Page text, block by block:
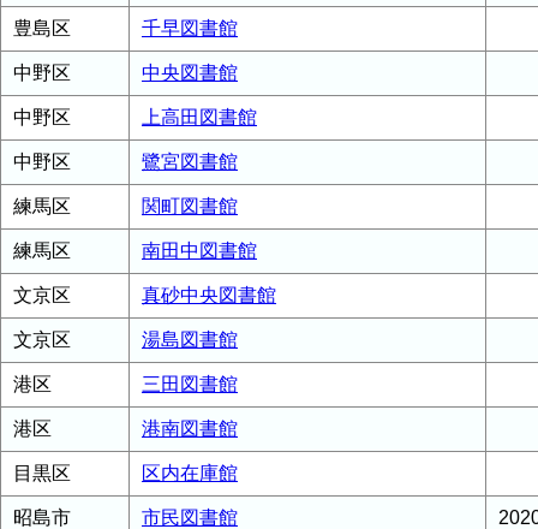
豊島区 千早図書館
中野区 中央図書館
中野区 上高田図書館
中野区 鷺宮図書館
練馬区 関町図書館
練馬区 南田中図書館
文京区 真砂中央図書館
文京区 湯島図書館
港区 三田図書館
港区 港南図書館
目黒区 区内在庫館
昭島市 市民図書館